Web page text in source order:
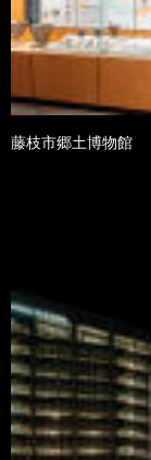
藤枝市郷土博物館